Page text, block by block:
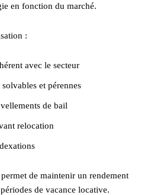
en fonction du marché.
:
avec le secteur
et pérennes
de bail
relocation
de maintenir un rendement
de vacance locative.